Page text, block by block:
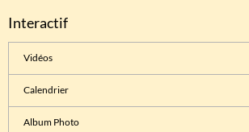
Interactif
Vidéos
Calendrier
Album Photo